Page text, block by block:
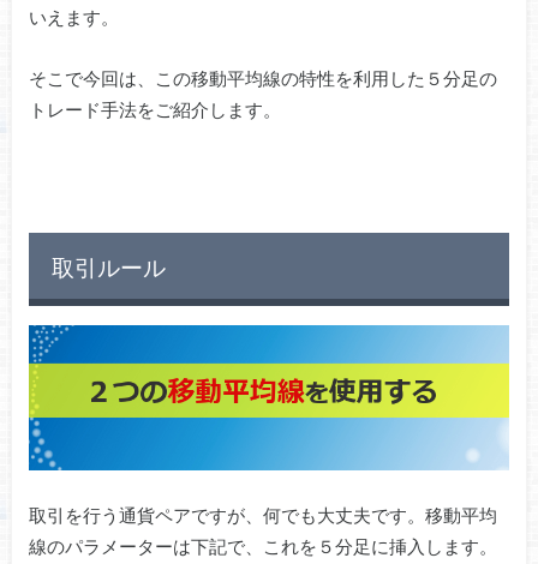
いえます。
そこで今回は、この移動平均線の特性を利用した５分足の
トレード手法をご紹介します。
取引ルール
取引を行う通貨ペアですが、何でも大丈夫です。移動平均
線のパラメーターは下記で、これを５分足に挿入します。